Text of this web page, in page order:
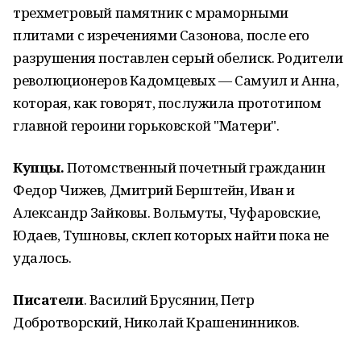
трехметровый памятник с мраморными
плитами с изречениями Сазонова, после его
разрушения поставлен серый обелиск. Родители
революционеров Кадомцевых — Самуил и Анна,
которая, как говорят, послужила прототипом
главной героини горьковской "Матери".
Купцы.Потомственный почетный гражданин
Федор Чижев, Дмитрий Берштейн, Иван и
Александр Зайковы. Вольмуты, Чуфаровские,
Юдаев, Тушновы, склеп которых найти пока не
удалось.
Писатели. Василий Брусянин, Петр
Добротворский, Николай Крашенинников.